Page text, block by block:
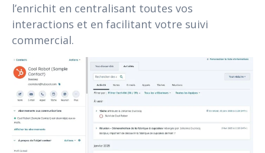
l’enrichit en centralisant toutes vos
interactions et en facilitant votre suivi
commercial.